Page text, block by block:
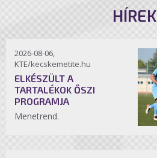
HÍREK
2026-08-06,
KTE/kecskemetite.hu
ELKÉSZÜLT A
TARTALÉKOK ŐSZI
PROGRAMJA
Menetrend.